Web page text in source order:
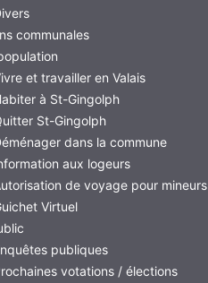
communales
et travailler en Valais
à St-Gingolph
St-Gingolph
dans la commune
aux logeurs
de voyage pour mineurs
Virtuel
publiques
votations / élections